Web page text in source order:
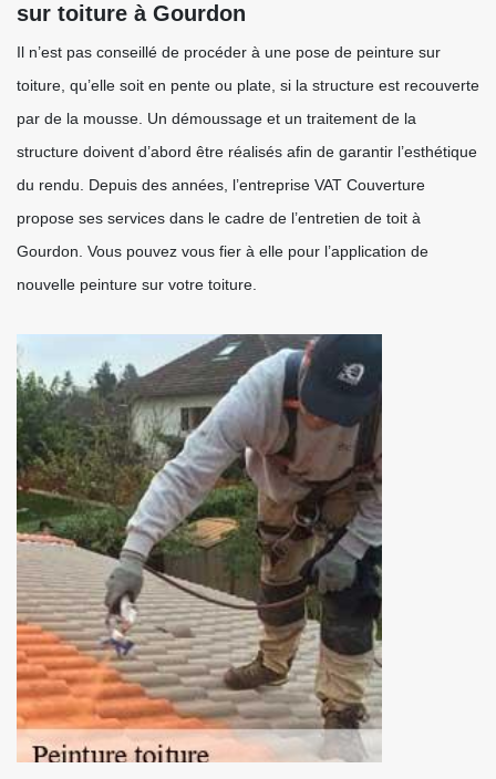
sur toiture à Gourdon
Il n’est pas conseillé de procéder à une pose de peinture sur
toiture, qu’elle soit en pente ou plate, si la structure est recouverte
par de la mousse. Un démoussage et un traitement de la
structure doivent d’abord être réalisés afin de garantir l’esthétique
du rendu. Depuis des années, l’entreprise VAT Couverture
propose ses services dans le cadre de l’entretien de toit à
Gourdon. Vous pouvez vous fier à elle pour l’application de
nouvelle peinture sur votre toiture.